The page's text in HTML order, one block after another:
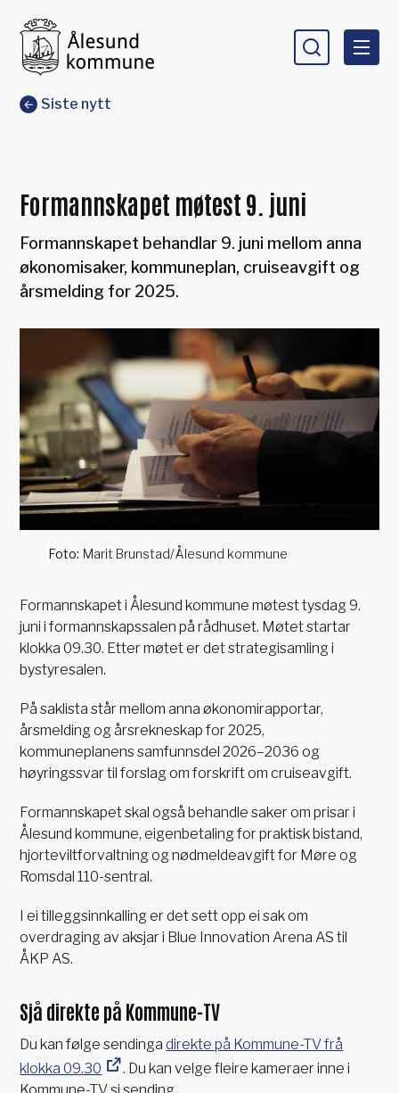
Du er her:
Siste nytt
Formannskapet møtest 9. juni
Formannskapet behandlar 9. juni mellom anna
økonomisaker, kommuneplan, cruiseavgift og
årsmelding for 2025.
Marit Brunstad/Ålesund kommune
Formannskapet i Ålesund kommune møtest tysdag 9.
juni i formannskapssalen på rådhuset. Møtet startar
klokka 09.30. Etter møtet er det strategisamling i
bystyresalen.
På saklista står mellom anna økonomirapportar,
årsmelding og årsrekneskap for 2025,
kommuneplanens samfunnsdel 2026–2036 og
høyringssvar til forslag om forskrift om cruiseavgift.
Formannskapet skal også behandle saker om prisar i
Ålesund kommune, eigenbetaling for praktisk bistand,
hjorteviltforvaltning og nødmeldeavgift for Møre og
Romsdal 110-sentral.
I ei tilleggsinnkalling er det sett opp ei sak om
overdraging av aksjar i Blue Innovation Arena AS til
ÅKP AS.
Sjå direkte på Kommune-TV
Du kan følge sendingadirekte på Kommune-TV frå
klokka 09.30
. Du kan velge fleire kameraer inne i